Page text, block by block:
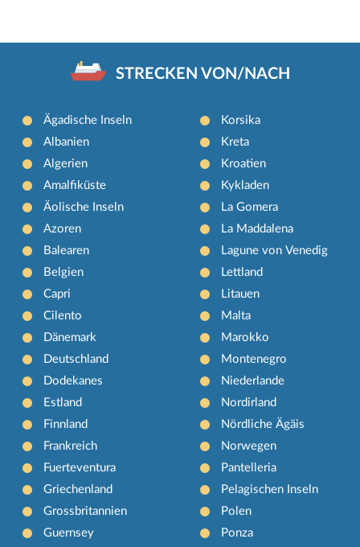
STRECKEN VON/NACH
Ägadische Inseln
Albanien
Algerien
Amalfiküste
Äolische Inseln
Azoren
Balearen
Belgien
Capri
Cilento
Dänemark
Deutschland
Dodekanes
Estland
Finnland
Frankreich
Fuerteventura
Griechenland
Grossbritannien
Guernsey
Korsika
Kreta
Kroatien
Kykladen
La Gomera
La Maddalena
Lagune von Venedig
Lettland
Litauen
Malta
Marokko
Montenegro
Niederlande
Nordirland
Nördliche Ägäis
Norwegen
Pantelleria
Pelagischen Inseln
Polen
Ponza